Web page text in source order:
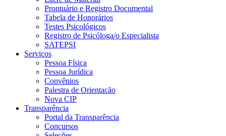
Prontuário e Registro Documental
Tabela de Honorários
Testes Psicológicos
Registro de Psicóloga/o Especialista
SATEPSI
Serviços
Pessoa Física
Pessoa Jurídica
Convênios
Palestra de Orientação
Nova CIP
Transparência
Portal da Transparência
Concursos